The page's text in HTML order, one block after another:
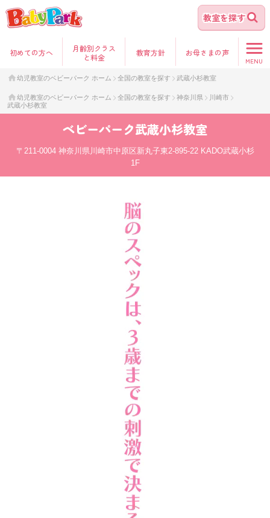
教室を探す
初めての方へ
月齢別クラス
と料金
教育方針 お母さまの声
MENU
幼児教室のベビーパーク ホーム 全国の教室を探す 武蔵小杉教室
幼児教室のベビーパーク ホーム 全国の教室を探す 神奈川県
川崎市
武蔵小杉教室
ベビーパーク武蔵小杉教室
〒211-0004 神奈川県川崎市中原区新丸子東2-895-22 KADO武蔵小杉
1F